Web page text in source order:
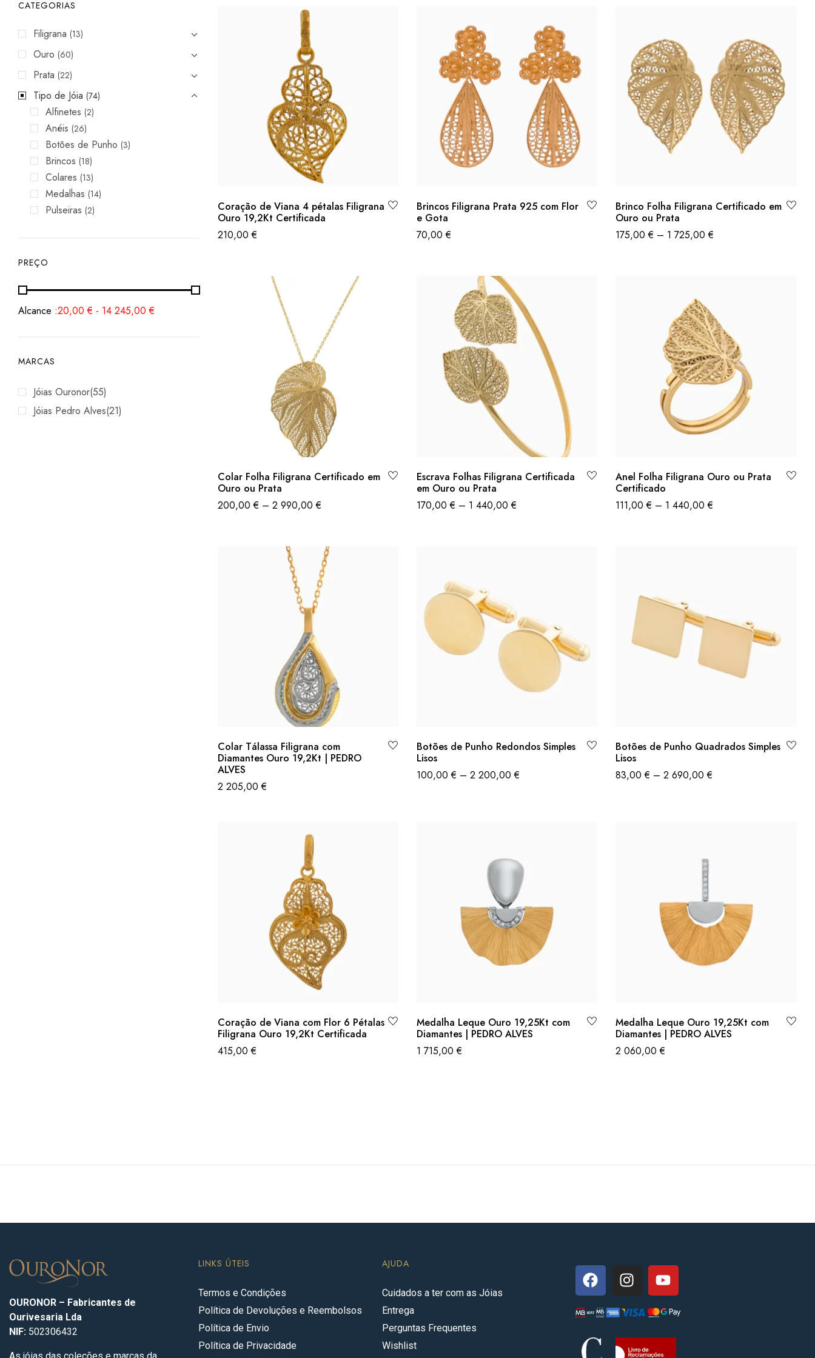
CATEGORIAS
Filigrana (13)
Ouro (60)
Prata (22)
Tipo de Jóia (74)
Alfinetes (2)
Anéis (26)
Botões de Punho (3)
Brincos (18)
Colares (13)
Medalhas (14)
Pulseiras (2)
PREÇO
Alcance :20,00€ - 14 245,00€
MARCAS
Jóias Ouronor(55)
Jóias Pedro Alves(21)
Coração de Viana 4 pétalas Filigrana
Ouro 19,2Kt Certificada
210,00€
Brincos Filigrana Prata 925 com Flor
e Gota
70,00€
Brinco Folha Filigrana Certificado em
Ouro ou Prata
175,00€ – 1 725,00€
Colar Folha Filigrana Certificado em
Ouro ou Prata
200,00€ – 2 990,00€
Escrava Folhas Filigrana Certificada
em Ouro ou Prata
170,00€ – 1 440,00€
Anel Folha Filigrana Ouro ou Prata
Certificado
111,00€ – 1 440,00€
Colar Tálassa Filigrana com
Diamantes Ouro 19,2Kt | PEDRO
ALVES
2 205,00€
Botões de Punho Redondos Simples
Lisos
100,00€ – 2 200,00€
Botões de Punho Quadrados Simples
Lisos
83,00€ – 2 690,00€
Coração de Viana com Flor 6 Pétalas
Filigrana Ouro 19,2Kt Certificada
415,00€
Medalha Leque Ouro 19,25Kt com
Diamantes | PEDRO ALVES
1 715,00€
Medalha Leque Ouro 19,25Kt com
Diamantes | PEDRO ALVES
2 060,00€
OURONOR – Fabricantes de
Ourivesaria Lda
NIF: 502306432
LINKS ÚTEIS
Termos e Condições
Política de Devoluções e Reembolsos
Política de Envio
Política de Privacidade
AJUDA
Cuidados a ter com as Jóias
Entrega
Perguntas Frequentes
Wishlist